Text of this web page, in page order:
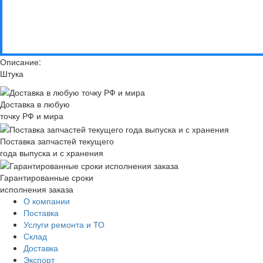
Описание:
Штука
Доставка в любую
точку РФ и мира
Поставка запчастей текущего
года выпуска и с хранения
Гарантированные сроки
исполнения заказа
О компании
Поставка
Услуги ремонта и ТО
Склад
Доставка
Экспорт